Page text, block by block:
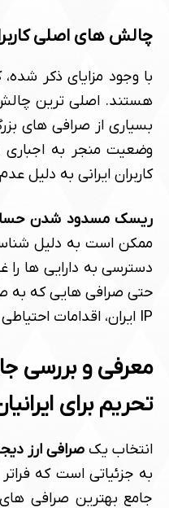
چالش های اصلی
با وجود مزایای ذکر
هستند. اصلی ترین
بسیاری از صرافی های
وضعیت منجر به
کاربران ایرانی به دلیل
ریسک مسدود شدن
دسترسی به دارایی ها را
حتی صرافی هایی که به
IP ایران، اقدامات احتیاطی را در نظر بگیرند.
تحریم برای
انتخاب یک صرافی ارز
به جزئیاتی است که